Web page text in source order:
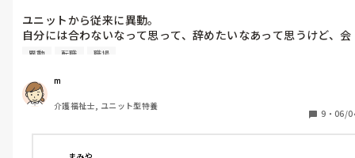
ユニットから従来に異動。
自分には合わないなって思って、辞めたいなあって思うけど、会
社の規則で、3ヶ月前に言わないと辞めれないって書いてあるら
辞めれるってあるけど、実際は無理なんかなあ？？ボーナスも6
末に貰えるけど、そこまで持たへん
異動 転職 職場
m
介護福祉士, ユニット型特養
9 ・ 06/